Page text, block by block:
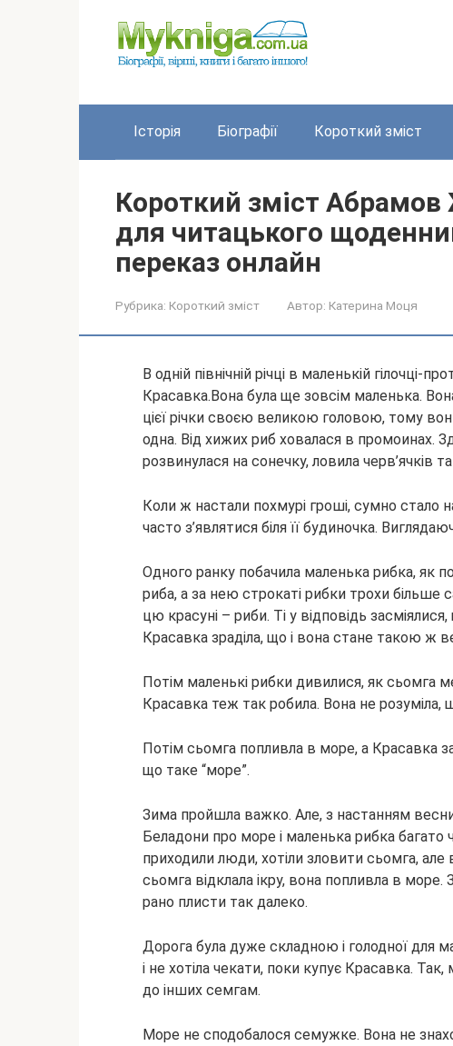
Історія Біографії Короткий зміст
Короткий зміст
для читацького
переказ онлайн
Рубрика: Короткий зміст Автор: Катерина Моця
В одній північній річці в маленькій гілочці-
Красавка.Вона була ще зовсім маленька.
цієї річки своєю великою головою, тому
одна. Від хижих риб ховалася в промоинах.
розвинулася на сонечку, ловила черв’ячків
Коли ж настали похмурі гроші, сумно
часто з’являтися біля її будиночка.
Одного ранку побачила маленька рибка, як
риба, а за нею строкаті рибки трохи більше
цю красуні – риби. Ті у відповідь
Красавка зраділа, що і вона стане такою ж
Потім маленькі рибки дивилися, як сьомга
Красавка теж так робила. Вона не розуміла,
Потім сьомга попливла в море, а Красавка
що таке “море”.
Зима пройшла важко. Але, з настанням
Беладони про море і маленька рибка багато
приходили люди, хотіли зловити сьомга, але
сьомга відклала ікру, вона попливла в
рано плисти так далеко.
Дорога була дуже складною і голодної для
і не хотіла чекати, поки купує Красавка.
до інших семгам.
Море не сподобалося семужке. Вона не